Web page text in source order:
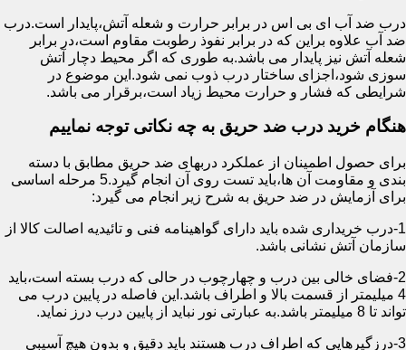
درب ضد آب ای بی اس در برابر حرارت و شعله آتش،پایدار است.درب
ضد آب علاوه براین که در برابر نفوذ رطوبت مقاوم است،در برابر
شعله آتش نیز پایدار می باشد.به طوری که اگر محیط دچار آتش
سوزی شود،اجزای ساختار درب ذوب نمی شود.این موضوع در
شرایطی که فشار و حرارت محیط زیاد است،برقرار می باشد.
هنگام خرید درب ضد حریق به چه نکاتی توجه نماییم
برای حصول اطمینان از عملکرد دربهای ضد حریق مطابق با دسته
بندی و مقاومت آن ها،باید تست روی آن انجام گیرد.5 مرحله اساسی
برای آزمایش در ضد حریق به شرح زیر انجام می گیرد:
1-درب خریداری شده باید دارای گواهینامه فنی و تائیدیه اصالت کالا از
سازمان آتش نشانی باشد.
2-فضای خالی بین درب و چهارچوب در حالی که درب بسته است،باید
4 میلیمتر از قسمت بالا و اطراف باشد.این فاصله در پایین درب می
تواند تا 8 میلیمتر باشد.به عبارتی نور نباید از پایین درب درز نماید.
3-درزگیرهایی که اطراف درب هستند باید دقیق و بدون هیچ آسیبی